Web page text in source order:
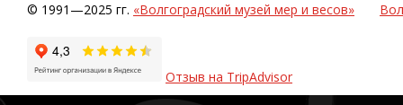
© 1991—2025 гг. «Волгоградский музей мер и весов»
Отзыв на TripAdvisor